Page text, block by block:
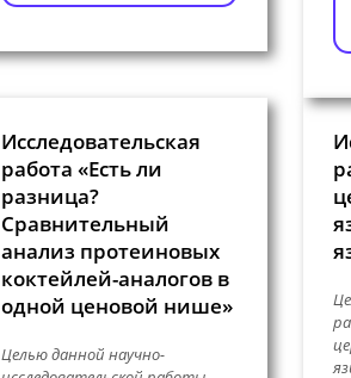
Исследовательская
работа «Есть ли
разница?
Сравнительный
анализ протеиновых
коктейлей-аналогов в
одной ценовой нише»
Целью данной научно-